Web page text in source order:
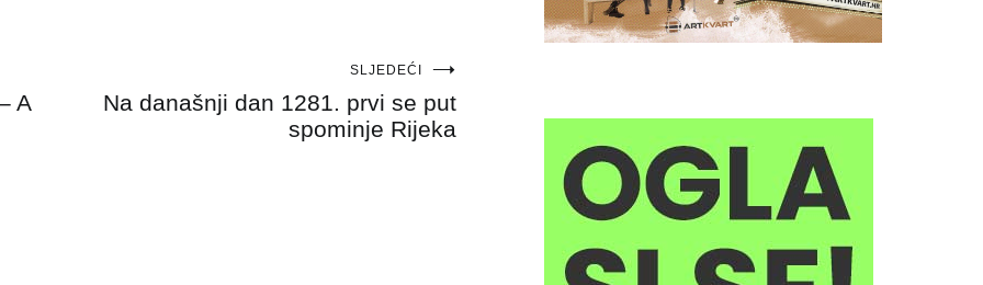
A
SLJEDEĆI
Na današnji dan 1281. prvi se put
spominje Rijeka